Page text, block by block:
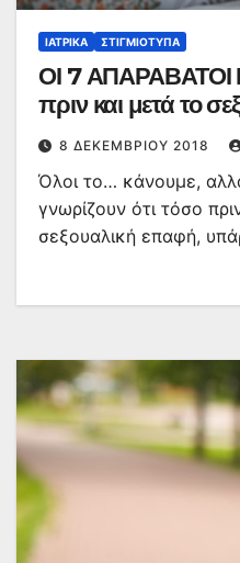
ΙΑΤΡΙΚΆ ΣΤΙΓΜΙΌΤΥΠΑ
ΟΙ 7
πριν και μετά το σεξ
8 ΔΕΚΕΜΒΡΊΟΥ 2018
Όλοι το… κάνουμε,
γνωρίζουν ότι τόσο
σεξουαλική επαφή,